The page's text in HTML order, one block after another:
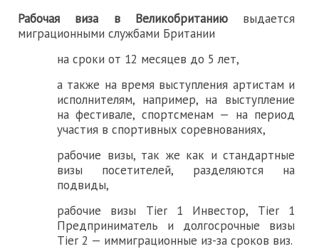
Рабочая виза в Великобританиювыдается
миграционными службами Британии
на сроки от 12 месяцев до 5 лет,
а также на время выступления артистам и
исполнителям, например, на выступление
на фестивале, спортсменам — на период
участия в спортивных соревнованиях,
рабочие визы, так же как и стандартные
визы посетителей, разделяются на
подвиды,
рабочие визы Tier 1 Инвестор, Tier 1
Предприниматель и долгосрочные визы
Tier 2 — иммиграционные из-за сроков виз.